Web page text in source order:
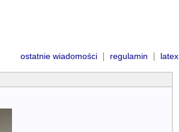
ostatnie wiadomości | regulamin | latex